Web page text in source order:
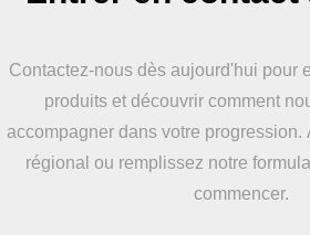
Contactez-nous dès aujourd'hui pour
produits et découvrir comment
accompagner dans votre progression.
régional ou remplissez notre
commencer.